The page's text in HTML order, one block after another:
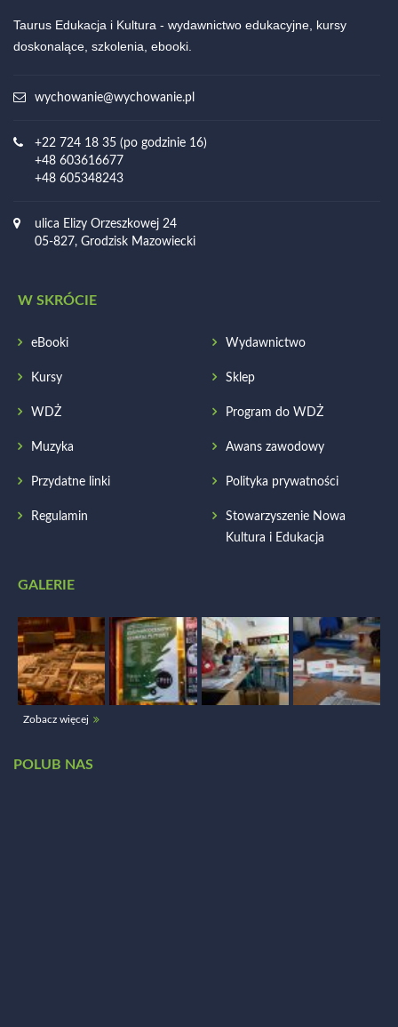
Taurus Edukacja i Kultura - wydawnictwo edukacyjne, kursy
doskonalące, szkolenia, ebooki.
wychowanie@wychowanie.pl
+22 724 18 35 (po godzinie 16)
+48 603616677
+48 605348243
ulica Elizy Orzeszkowej 24
05-827, Grodzisk Mazowiecki
W SKRÓCIE
eBooki Wydawnictwo
Kursy Sklep
WDŻ Program do WDŻ
Muzyka Awans zawodowy
Przydatne linki Polityka prywatności
Regulamin
Stowarzyszenie Nowa
Kultura i Edukacja
GALERIE
Zobacz więcej
POLUB NAS